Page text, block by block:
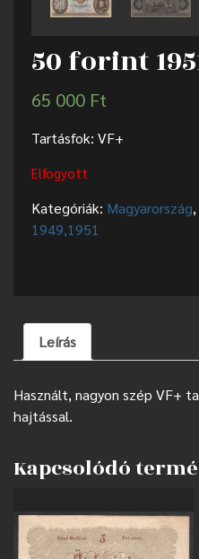
50 forint
65 000 Ft
Tartásfok: VF+
Elfogyott
Kategóriák: Magyarország,
1949,1951
Leírás
Használt, nagyon szép VF+
hajtással.
Kapcsolódó